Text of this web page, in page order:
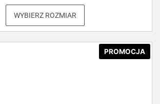
WYBIERZ ROZMIAR
PROMOCJA